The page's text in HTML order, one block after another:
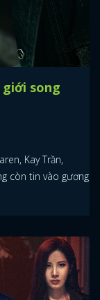
song
Kay Trần,
còn tin vào gương